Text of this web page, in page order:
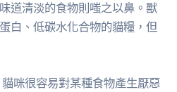
道清淡的食物則嗤之以鼻。獸
白、低碳水化合物的貓糧，但
貓咪很容易對某種食物產生厭惡